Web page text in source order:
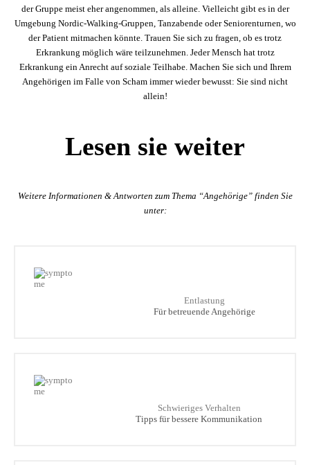
der Gruppe meist eher angenommen, als alleine. Vielleicht gibt es in der
Umgebung Nordic-Walking-Gruppen, Tanzabende oder Seniorenturnen, wo
der Patient mitmachen könnte. Trauen Sie sich zu fragen, ob es trotz
Erkrankung möglich wäre teilzunehmen. Jeder Mensch hat trotz
Erkrankung ein Anrecht auf soziale Teilhabe. Machen Sie sich und Ihrem
Angehörigen im Falle von Scham immer wieder bewusst: Sie sind nicht
allein!
Lesen sie weiter
Weitere Informationen & Antworten zum Thema “Angehörige” finden Sie
unter:
Entlastung
Für betreuende Angehörige
Schwieriges Verhalten
Tipps für bessere Kommunikation